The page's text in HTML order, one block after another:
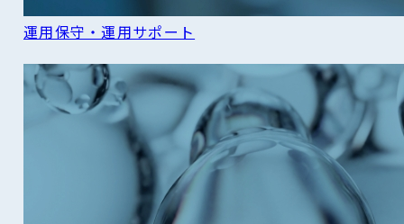
運用保守・運用サポート